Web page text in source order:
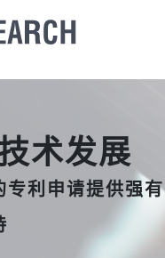
术发展
专利申请提供强有